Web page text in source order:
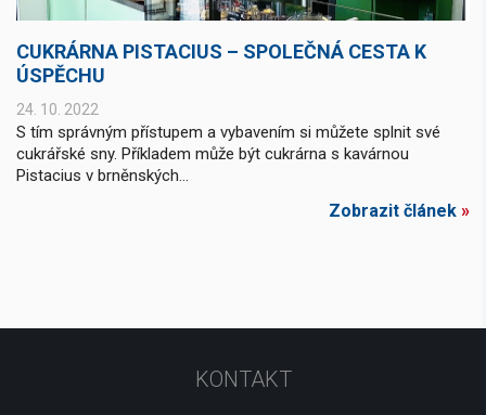
CUKRÁRNA PISTACIUS – SPOLEČNÁ CESTA K
ÚSPĚCHU
24. 10. 2022
S tím správným přístupem a vybavením si můžete splnit své
cukrářské sny. Příkladem může být cukrárna s kavárnou
Pistacius v brněnských...
Zobrazit článek »
KONTAKT